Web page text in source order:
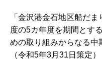
「金沢港金石地区船だ
度の5カ年度を期間とす
めの取り組みからなる中
（令和5年3月31日策定）